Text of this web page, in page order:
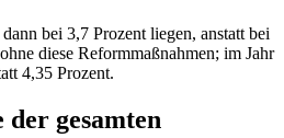
bei 3,7 Prozent liegen, anstatt bei
diese Reformmaßnahmen; im Jahr
4,35 Prozent.
der gesamten